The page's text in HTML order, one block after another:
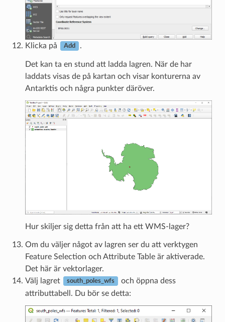
Klicka på Add .
Det kan ta en stund att ladda lagren. När de har
laddats visas de på kartan och visar konturerna av
Antarktis och några punkter däröver.
Hur skiljer sig detta från att ha ett WMS-lager?
Om du väljer något av lagren ser du att verktygen
Feature Selection och Attribute Table är aktiverade.
Det här är vektorlager.
Välj lagret
south_poles_wfs
och öppna dess
attributtabell. Du bör se detta: